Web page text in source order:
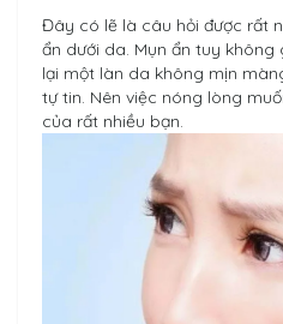
Đây có lẽ là câu hỏi được rất
ẩn dưới da. Mụn ẩn tuy
lại một làn da không mịn
tự tin. Nên việc nóng lòng
của rất nhiều bạn.